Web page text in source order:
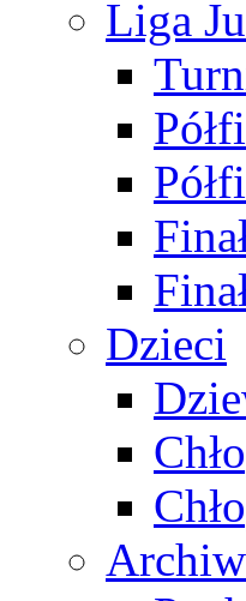
Liga
Dzieci